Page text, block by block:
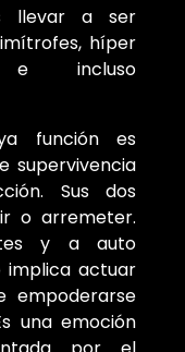
llevar a ser
híper
e incluso
función es
supervivencia
Sus dos
o arremeter.
y a auto
implica actuar
empoderarse
una emoción